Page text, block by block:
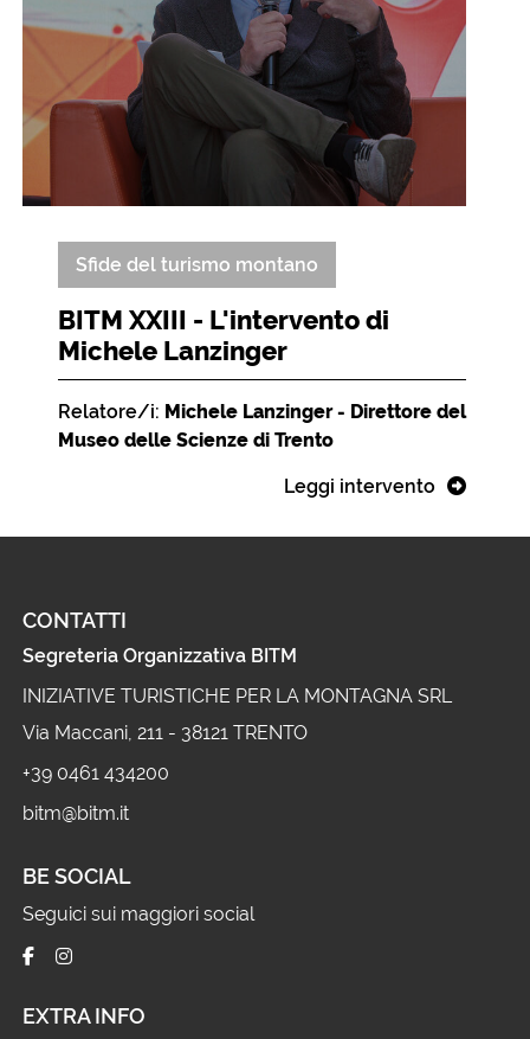
Sfide del turismo montano
BITM XXIII - L'intervento di
Michele Lanzinger
Relatore/i: Michele Lanzinger - Direttore del
Museo delle Scienze di Trento
Leggi intervento
CONTATTI
Segreteria Organizzativa BITM
INIZIATIVE TURISTICHE PER LA MONTAGNA SRL
Via Maccani, 211 - 38121 TRENTO
+39 0461 434200
bitm@bitm.it
BE SOCIAL
Seguici sui maggiori social
EXTRA INFO